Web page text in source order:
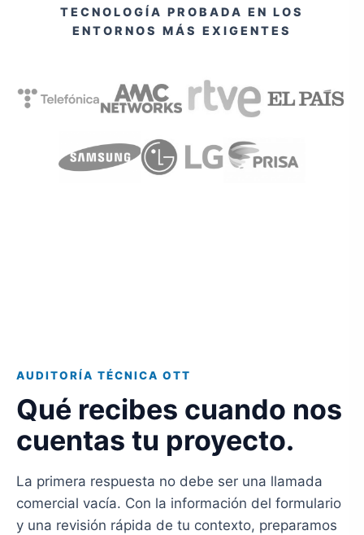
TECNOLOGÍA PROBADA EN LOS
ENTORNOS MÁS EXIGENTES
AUDITORÍA TÉCNICA OTT
Qué recibes cuando nos
cuentas tu proyecto.
La primera respuesta no debe ser una llamada
comercial vacía. Con la información del formulario
y una revisión rápida de tu contexto, preparamos